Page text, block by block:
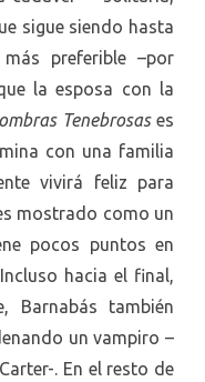
sigue siendo hasta
preferible –por
la esposa con la
Tenebrosases
con una familia
vivirá feliz para
mostrado como un
pocos puntos en
hacia el final,
Barnabás también
un vampiro –
. En el resto de